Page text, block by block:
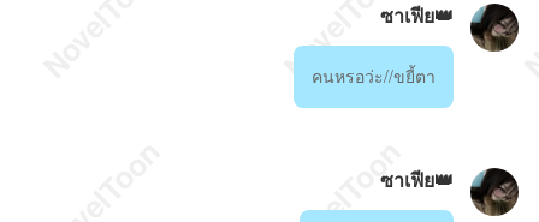
ซาเฟีย👑
คนหรอว่ะ//ขยี้ตา
ซาเฟีย👑